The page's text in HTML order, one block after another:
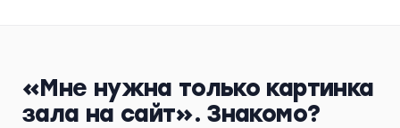
«Мне нужна только картинка
зала на сайт». Знакомо?